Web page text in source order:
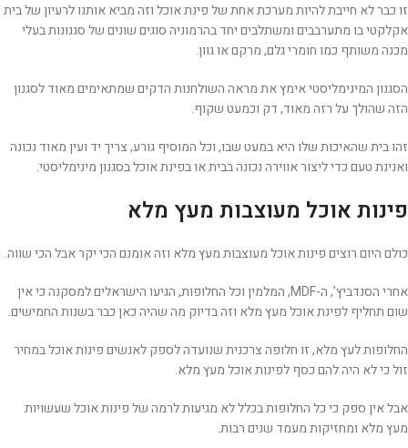
זו כבר לא חייבת להיות מערכת אחת של פינת אוכל וזה מביא אותנו לרעיון של בית
אקלקטי בו מתערבבים ומשתלבים יחד בהרמוניה סוגים שונים של סגנונות בעלי
מכנה משותף כמו חומרי גלם, מרקם או גוון.
הסגנון המינימליסטי אימץ את מראה השולחנות הדקים שמתאימים מאוד לסגנון
הזה שהולך על רזה מאוד, דק וכמעט שקוף.
זהו בית שהאיכות שלו היא במעט שבו, וכל המוסיף גורע, צריך יד ועין מאוד נכונה
ואנינת טעם כדי ליצור אווירה נכונה בבית או בפינת אוכל בסגנון מינימליסטי.
פינות אוכל מעוצבות מעץ מלא
כולם היום רוצים פינות אוכל מעוצבות מעץ מלא וזה אומנם הכי יקר אבל הכי שווה.
אחרי הסנדביץ’, ה-MDF, המלמין וכל החלופות, הגיעו הישראלים למסקנה כי אין
שום תחליף לפינת אוכל מעץ מלא וזה בדיוק מה שהיה כאן כבר בשנות החמישים.
החלופות לעץ מלא, זו חלופה צרכנית שנועדה לספק לאנשים פינות אוכל במחיר
זול כי לא היה להם כסף לפינות אוכל מעץ מלא.
אבל אין ספק כי כל החלופות בכלל לא מגיעות לרמה של פינות אוכל שעשויות
מעץ מלא ומחזיקות מעמד שנים רבות.